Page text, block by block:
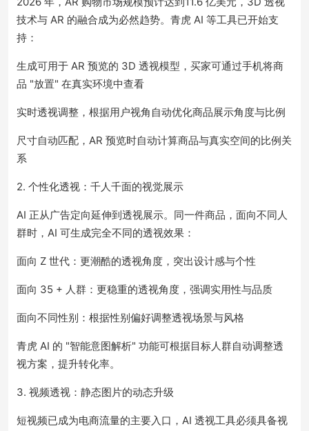
技术与 AR 的融合成为必然趋势。青虎 AI 等工具已开始支
持：
生成可用于 AR 预览的 3D 透视模型，买家可通过手机将商
品 "放置" 在真实环境中查看
实时透视调整，根据用户视角自动优化商品展示角度与比例
尺寸自动匹配，AR 预览时自动计算商品与真实空间的比例关
系
2. 个性化透视：千人千面的视觉展示
AI 正从广告定向延伸到透视展示。同一件商品，面向不同人
群时，AI 可生成完全不同的透视效果：
面向 Z 世代：更潮酷的透视角度，突出设计感与个性
面向 35 + 人群：更稳重的透视角度，强调实用性与品质
面向不同性别：根据性别偏好调整透视场景与风格
青虎 AI 的 "智能意图解析" 功能可根据目标人群自动调整透
视方案，提升转化率。
3. 视频透视：静态图片的动态升级
短视频已成为电商流量的主要入口，AI 透视工具必须具备视